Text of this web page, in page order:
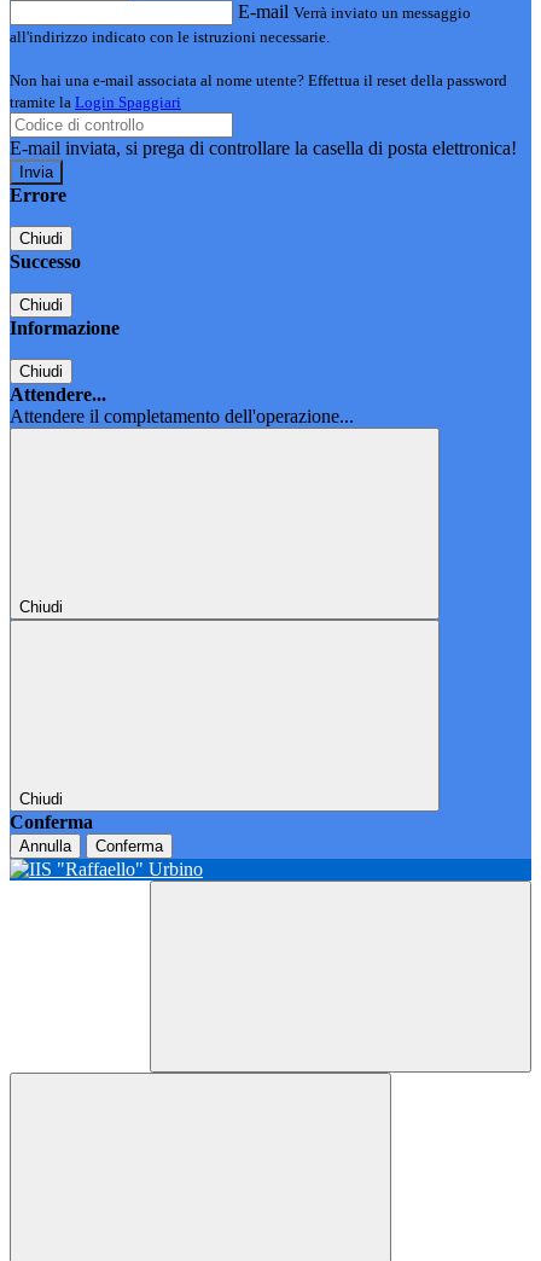
E-mail Verrà inviato un messaggio
all'indirizzo indicato con le istruzioni necessarie.
Non hai una e-mail associata al nome utente? Effettua il reset della password
tramite la Login Spaggiari
E-mail inviata, si prega di controllare la casella di posta elettronica!
Errore
Chiudi
Successo
Chiudi
Informazione
Chiudi
Attendere...
Attendere il completamento dell'operazione...
Chiudi
Chiudi
Conferma
Annulla Conferma